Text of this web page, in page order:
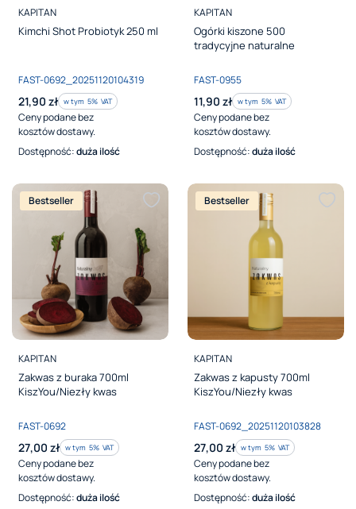
PRODUCENT
KAPITAN
Kimchi Shot Probiotyk 250 ml
Kod produktu
FAST-0692_20251120104319
Cena brutto
21,90 zł w tym %s VAT
w tym 5% VAT
Ceny podane bez
kosztów dostawy.
Dostępność:duża ilość
PRODUCENT
KAPITAN
Ogórki kiszone 500
tradycyjne naturalne
Kod produktu
FAST-0955
Cena brutto
11,90 zł w tym %s VAT
w tym 5% VAT
Ceny podane bez
kosztów dostawy.
Dostępność:duża ilość
Bestseller
PRODUCENT
KAPITAN
Zakwas z buraka 700ml
KiszYou/Niezły kwas
Kod produktu
FAST-0692
Cena brutto
27,00 zł w tym %s VAT
w tym 5% VAT
Ceny podane bez
kosztów dostawy.
Dostępność:duża ilość
Bestseller
PRODUCENT
KAPITAN
Zakwas z kapusty 700ml
KiszYou/Niezły kwas
Kod produktu
FAST-0692_20251120103828
Cena brutto
27,00 zł w tym %s VAT
w tym 5% VAT
Ceny podane bez
kosztów dostawy.
Dostępność:duża ilość